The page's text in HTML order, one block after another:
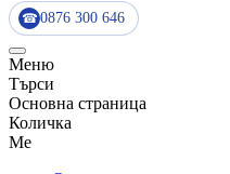
☎ 0876 300 646
Меню
Търси
Основна страница
Количка
Me